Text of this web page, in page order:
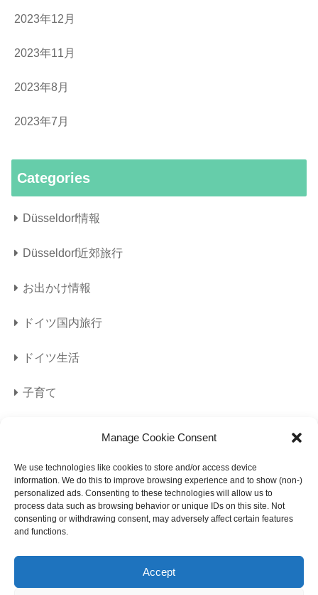
Manage Cookie Consent
We use technologies like cookies to store and/or access device
information. We do this to improve browsing experience and to show (non-)
personalized ads. Consenting to these technologies will allow us to
process data such as browsing behavior or unique IDs on this site. Not
consenting or withdrawing consent, may adversely affect certain features
and functions.
Accept
2023年12月
2023年11月
2023年8月
2023年7月
Categories
Düsseldorf情報
Düsseldorf近郊旅行
お出かけ情報
ドイツ国内旅行
ドイツ生活
子育て
海外旅行
美容